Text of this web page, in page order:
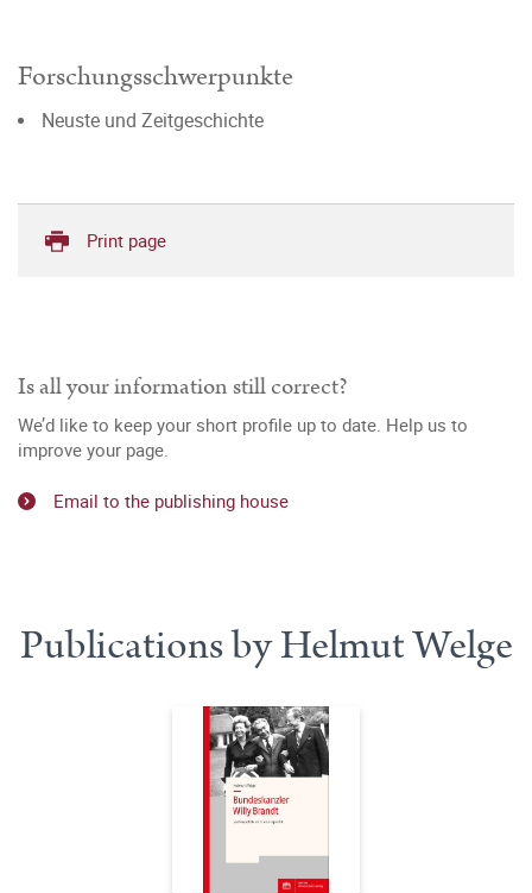
Forschungsschwerpunkte
Neuste und Zeitgeschichte
Print page
Is all your information still correct?
We’d like to keep your short profile up to date. Help us to
improve your page.
Email to the publishing house
Publications by Helmut Welge